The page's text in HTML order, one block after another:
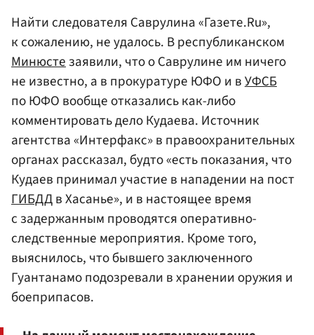
Найти следователя Саврулина «Газете.Ru»,
к сожалению, не удалось. В республиканском
Минюстезаявили, что о Саврулине им ничего
не известно, а в прокуратуре ЮФО и вУФСБ
по ЮФО вообще отказались как-либо
комментировать дело Кудаева. Источник
агентства «Интерфакс» в правоохранительных
органах рассказал, будто «есть показания, что
Кудаев принимал участие в нападении на пост
ГИБДДв Хасанье», и в настоящее время
с задержанным проводятся оперативно-
следственные мероприятия. Кроме того,
выяснилось, что бывшего заключенного
Гуантанамо подозревали в хранении оружия и
боеприпасов.